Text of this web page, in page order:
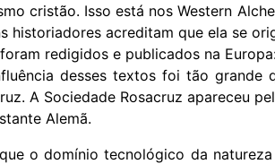
cristão. Isso está nos Western
historiadores acreditam que ela se
redigidos e publicados na
desses textos foi tão
A Sociedade Rosacruz apareceu
Alemã.
o domínio tecnológico da